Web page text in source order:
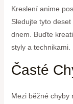
Kreslení anime
Sledujte tyto
dnem. Buďte
styly a technikami.
Časté
Mezi běžné chyby